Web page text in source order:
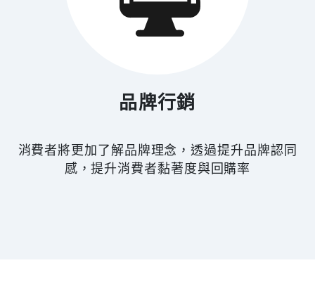
品牌行銷
消費者將更加了解品牌理念，透過提升品牌認同
感，提升消費者黏著度與回購率